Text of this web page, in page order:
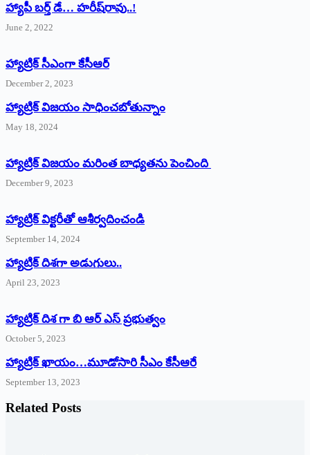
హ్యాపీ బర్త్ ‌డే… హరీష్‌రావు..!
June 2, 2022
హ్యాట్రిక్‌ ‌సీఎంగా కేసీఆర్‌
December 2, 2023
హ్యాట్రిక్‌ విజయం సాధించబోతున్నాం
May 18, 2024
హ్యాట్రిక్ విజయం మరింత బాధ్యతను పెంచింది
December 9, 2023
హ్యాట్రిక్‌ ‌విక్టరీతో ఆశీర్వదించండి
September 14, 2024
‌హ్యాట్రిక్‌ ‌దిశగా అడుగులు..
April 23, 2023
హ్యాట్రిక్ దిశ గా బి ఆర్ ఎస్ ప్రభుత్వం
October 5, 2023
హ్యాట్రిక్‌ ‌ఖాయం…మూడోసారి సీఎం కేసీఆరే
September 13, 2023
Related Posts